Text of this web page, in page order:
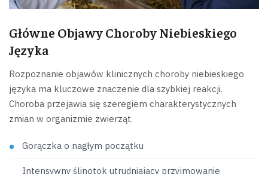
Główne Objawy Choroby Niebieskiego
Języka
Rozpoznanie objawów klinicznych choroby niebieskiego
języka ma kluczowe znaczenie dla szybkiej reakcji.
Choroba przejawia się szeregiem charakterystycznych
zmian w organizmie zwierząt.
Gorączka o nagłym początku
Intensywny ślinotok utrudniający przyjmowanie